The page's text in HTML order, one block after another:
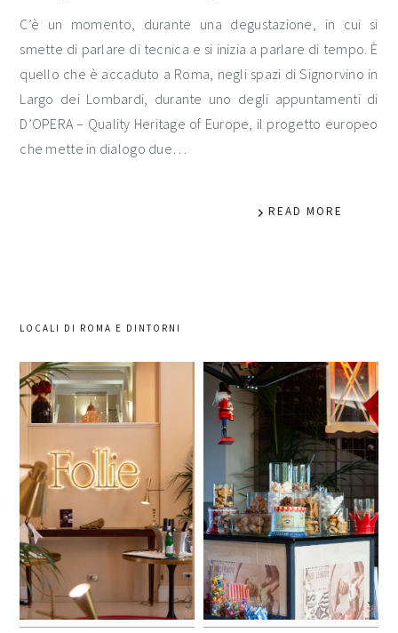
C’è un momento, durante una degustazione, in cui si
smette di parlare di tecnica e si inizia a parlare di tempo. È
quello che è accaduto a Roma, negli spazi di Signorvino in
Largo dei Lombardi, durante uno degli appuntamenti di
D’OPERA – Quality Heritage of Europe, il progetto europeo
che mette in dialogo due…
READ MORE
LOCALI DI ROMA E DINTORNI